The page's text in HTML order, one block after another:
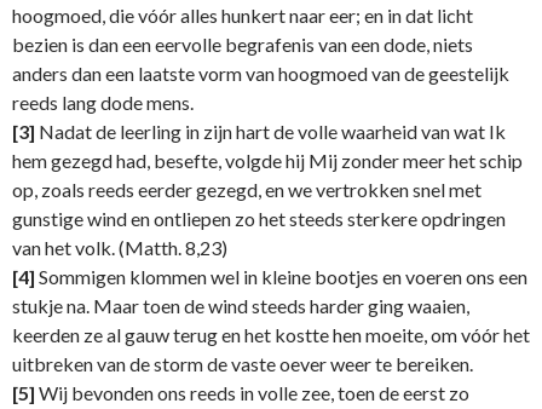
hoogmoed, die vóór alles hunkert naar eer; en in dat licht
bezien is dan een eervolle begrafenis van een dode, niets
anders dan een laatste vorm van hoogmoed van de geestelijk
reeds lang dode mens.
[3] Nadat de leerling in zijn hart de volle waarheid van wat Ik
hem gezegd had, besefte, volgde hij Mij zonder meer het schip
op, zoals reeds eerder gezegd, en we vertrokken snel met
gunstige wind en ontliepen zo het steeds sterkere opdringen
van het volk. (Matth. 8,23)
[4] Sommigen klommen wel in kleine bootjes en voeren ons een
stukje na. Maar toen de wind steeds harder ging waaien,
keerden ze al gauw terug en het kostte hen moeite, om vóór het
uitbreken van de storm de vaste oever weer te bereiken.
[5] Wij bevonden ons reeds in volle zee, toen de eerst zo